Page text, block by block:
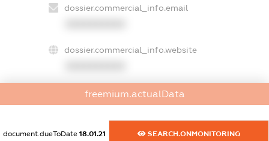
dossier.commercial_info.email
dossier.commercial_info.website
dossier.commercial_info.activity
XXXXXXXXXX
freemium.actualData
document.dueToDate 18.01.21 SEARCH.ONMONITORING